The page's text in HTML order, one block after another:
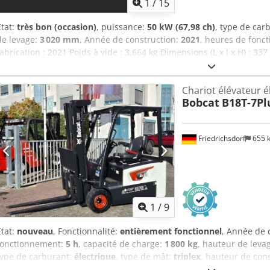
1 / 15
très bon (occasion), puissance: 50 kW (67,98 ch), type de
levage: 3 020 mm, Année de construction: 2021, heures de
: 2021 Poids à vide : 3.664 kg Dimensions (L x l x H) :
Marque du moteur : Bobcat Marquage CE : oui État technique :
et équipements = - 3ème circuit hydraulique - Ventilateur
Chaîne cinématique Norme / niveau : Stage IV / Tier IV final État
chauffage, commande joystick SJC, chenilles caoutchouc neuves,
1 /9
Friedrichsdorf 655
Chariot élévateur
Bobcat B18T-
nouveau, Fonctionnalité: entièrement fonctionnel, Année de
5 h, capacité de charge: 1 800 kg, hauteur de
de carburant: électrique, type de mât: triplex, hauteur de